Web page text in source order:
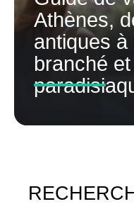
Athènes,
antiques à
branché